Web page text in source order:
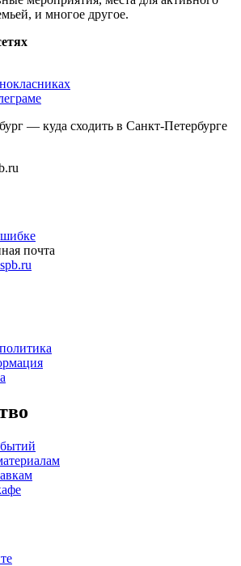
и многое другое.
— куда сходить в Санкт-Петербурге
почта